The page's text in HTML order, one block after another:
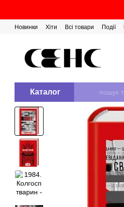
Новинки Хіти Всі товари Події
Каталог